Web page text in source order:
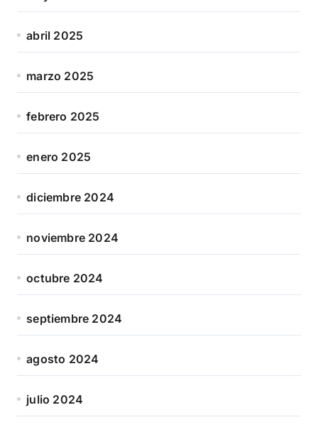
abril 2025
marzo 2025
febrero 2025
enero 2025
diciembre 2024
noviembre 2024
octubre 2024
septiembre 2024
agosto 2024
julio 2024